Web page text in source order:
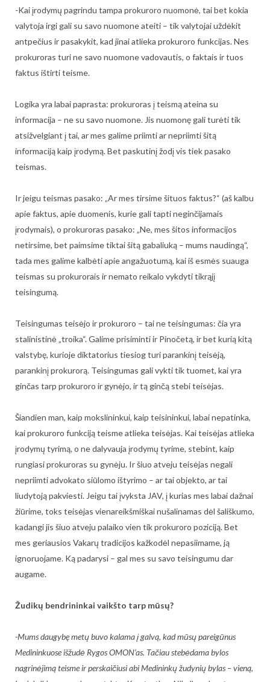
-Kai įrodymų pagrindu tampa prokuroro nuomonė, tai bet kokia
valytoja irgi gali su savo nuomone ateiti – tik valytojai uždėkit
antpečius ir pasakykit, kad jinai atlieka prokuroro funkcijas. Nes
prokuroras turi ne savo nuomone vadovautis, o faktais ir tuos
faktus ištirti teisme.
Logika yra labai paprasta: prokuroras į teismą ateina su
informacija – ne su savo nuomone. Jis nuomonę gali turėti tik
atsižvelgiant į tai, ar mes galime priimti ar nepriimti šitą
informaciją kaip įrodymą. Bet paskutinį žodį vis tiek pasako
teismas.
Ir jeigu teismas pasako: „Ar mes tirsime šituos faktus?“ (aš kalbu
apie faktus, apie duomenis, kurie gali tapti neginčijamais
įrodymais), o prokuroras pasako: „Ne, mes šitos informacijos
netirsime, bet paimsime tiktai šitą gabaliuką – mums naudingą“,
tada mes galime kalbėti apie angažuotumą, kai iš esmės suauga
teismas su prokurorais ir nemato reikalo vykdyti tikrąjį
teisingumą.
Teisingumas teisėjo ir prokuroro – tai ne teisingumas: čia yra
stalinistinė „troika“. Galime prisiminti ir Pinočetą, ir bet kurią kitą
valstybę, kurioje diktatorius tiesiog turi parankinį teisėją,
parankinį prokurorą. Teisingumas gali vykti tik tuomet, kai yra
ginčas tarp prokuroro ir gynėjo, ir tą ginčą stebi teisėjas.
Šiandien man, kaip mokslininkui, kaip teisininkui, labai nepatinka,
kai prokuroro funkciją teisme atlieka teisėjas. Kai teisėjas atlieka
įrodymų tyrimą, o ne dalyvauja įrodymų tyrime, stebint, kaip
rungiasi prokuroras su gynėju. Ir šiuo atveju teisėjas negali
nepriimti advokato siūlomo ištyrimo – ar tai objekto, ar tai
liudytoją pakviesti. Jeigu tai įvyksta JAV, į kurias mes labai dažnai
žiūrime, toks teisėjas vienareikšmiškai nušalinamas dėl šališkumo,
kadangi jis šiuo atveju palaiko vien tik prokuroro poziciją. Bet
mes geriausios Vakarų tradicijos kažkodėl nepasiimame, ją
ignoruojame. Ką padarysi – gal mes su savo teisingumu dar
augame.
Žudikų bendrininkai vaikšto tarp mūsų?
-Mums daugybę metų buvo kalama į galvą, kad mūsų pareigūnus
Medininkuose išžudė Rygos OMON’as. Tačiau stebėdama bylos
nagrinėjimą teisme ir perskaičiusi abi Medininkų žudynių bylas – vieną,